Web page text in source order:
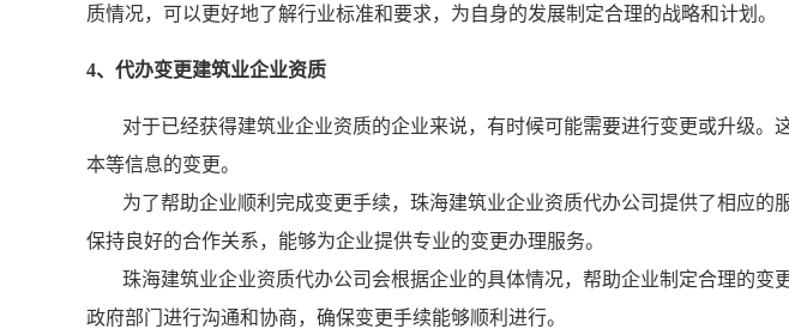
质情况，可以更好地了解行业标准和要求，为自身的发展制定合理的战略和计划。
4、代办变更建筑业企业资质
对于已经获得建筑业企业资质的企业来说，有时候可能需要进行变更或升级。
本等信息的变更。
为了帮助企业顺利完成变更手续，珠海建筑业企业资质代办公司提供了相应的
保持良好的合作关系，能够为企业提供专业的变更办理服务。
珠海建筑业企业资质代办公司会根据企业的具体情况，帮助企业制定合理的变
政府部门进行沟通和协商，确保变更手续能够顺利进行。